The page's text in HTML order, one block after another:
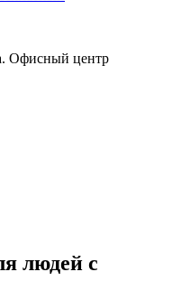
Офисный центр
людей с